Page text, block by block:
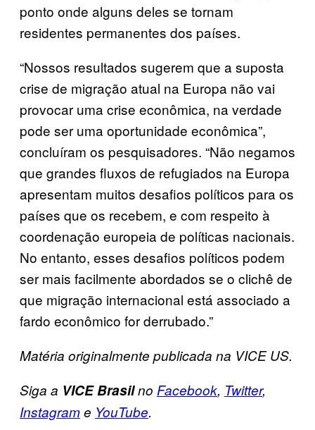
ponto onde alguns deles se tornam
residentes permanentes dos países.
“Nossos resultados sugerem que a suposta
crise de migração atual na Europa não vai
provocar uma crise econômica, na verdade
pode ser uma oportunidade econômica”,
concluíram os pesquisadores. “Não negamos
que grandes fluxos de refugiados na Europa
apresentam muitos desafios políticos para os
países que os recebem, e com respeito à
coordenação europeia de políticas nacionais.
No entanto, esses desafios políticos podem
ser mais facilmente abordados se o clichê de
que migração internacional está associado a
fardo econômico for derrubado.”
Matéria originalmente publicada na VICE US.
Siga a VICE Brasilno Facebook, Twitter,
Instagrame YouTube.